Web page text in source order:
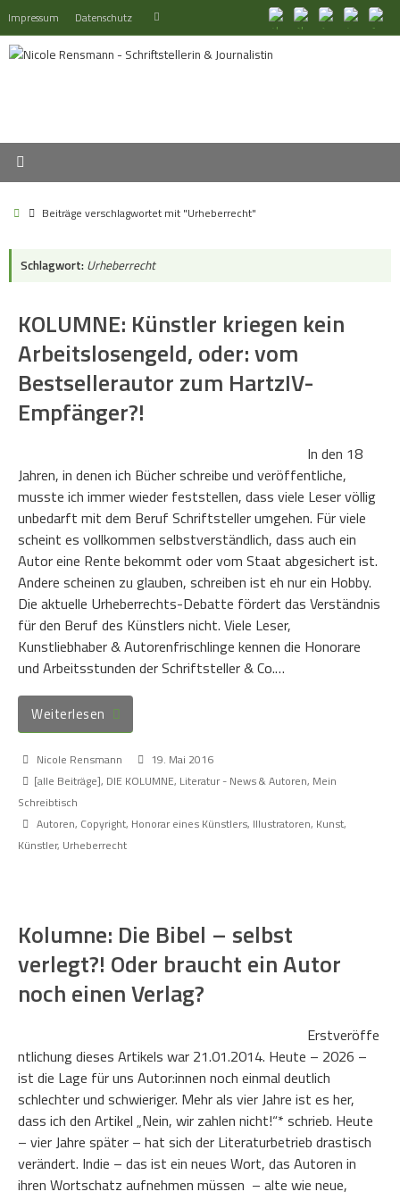
Inhalt
springen
Impressum Datenschutz Suchen
StartBeiträge verschlagwortet mit "Urheberrecht"
Schlagwort: Urheberrecht
KOLUMNE: Künstler kriegen kein
Arbeitslosengeld, oder: vom
Bestsellerautor zum HartzIV-
Empfänger?!
In den 18
Jahren, in denen ich Bücher schreibe und veröffentliche,
musste ich immer wieder feststellen, dass viele Leser völlig
unbedarft mit dem Beruf Schriftsteller umgehen. Für viele
scheint es vollkommen selbstverständlich, dass auch ein
Autor eine Rente bekommt oder vom Staat abgesichert ist.
Andere scheinen zu glauben, schreiben ist eh nur ein Hobby.
Die aktuelle Urheberrechts-Debatte fördert das Verständnis
für den Beruf des Künstlers nicht. Viele Leser,
Kunstliebhaber & Autorenfrischlinge kennen die Honorare
und Arbeitsstunden der Schriftsteller & Co.…
Weiterlesen
Nicole Rensmann
19. Mai 2016
[alle Beiträge], DIE KOLUMNE, Literatur - News & Autoren, Mein
Schreibtisch
Autoren, Copyright, Honorar eines Künstlers, Illustratoren, Kunst,
Künstler, Urheberrecht
Kolumne: Die Bibel – selbst
verlegt?! Oder braucht ein Autor
noch einen Verlag?
Erstveröffe
ntlichung dieses Artikels war 21.01.2014. Heute – 2026 –
ist die Lage für uns Autor:innen noch einmal deutlich
schlechter und schwieriger. Mehr als vier Jahre ist es her,
dass ich den Artikel „Nein, wir zahlen nicht!“* schrieb. Heute
– vier Jahre später – hat sich der Literaturbetrieb drastisch
verändert. Indie – das ist ein neues Wort, das Autoren in
ihren Wortschatz aufnehmen müssen – alte wie neue,